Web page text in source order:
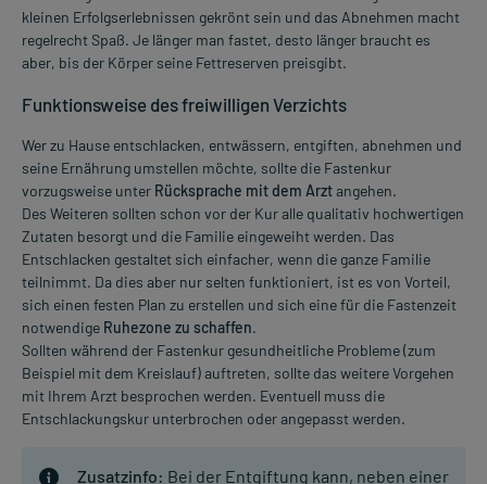
kleinen Erfolgserlebnissen gekrönt sein und das Abnehmen macht
regelrecht Spaß. Je länger man fastet, desto länger braucht es
aber, bis der Körper seine Fettreserven preisgibt.
Funktionsweise des freiwilligen Verzichts
Wer zu Hause entschlacken, entwässern, entgiften, abnehmen und
seine Ernährung umstellen möchte, sollte die Fastenkur
vorzugsweise unter Rücksprache mit dem Arztangehen.
Des Weiteren sollten schon vor der Kur alle qualitativ hochwertigen
Zutaten besorgt und die Familie eingeweiht werden. Das
Entschlacken gestaltet sich einfacher, wenn die ganze Familie
teilnimmt. Da dies aber nur selten funktioniert, ist es von Vorteil,
sich einen festen Plan zu erstellen und sich eine für die Fastenzeit
notwendige Ruhezone zu schaffen.
Sollten während der Fastenkur gesundheitliche Probleme (zum
Beispiel mit dem Kreislauf) auftreten, sollte das weitere Vorgehen
mit Ihrem Arzt besprochen werden. Eventuell muss die
Entschlackungskur unterbrochen oder angepasst werden.
Zusatzinfo: Bei der Entgiftung kann, neben einer